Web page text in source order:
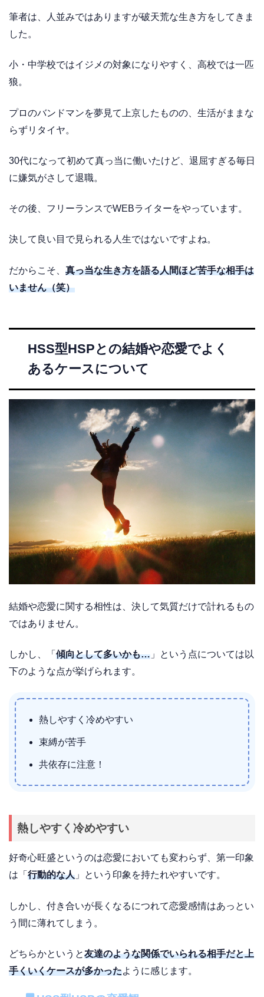
筆者は、人並みではありますが破天荒な生き方をしてきま
した。
小・中学校ではイジメの対象になりやすく、高校では一匹
狼。
プロのバンドマンを夢見て上京したものの、生活がままな
らずリタイヤ。
30代になって初めて真っ当に働いたけど、退屈すぎる毎日
に嫌気がさして退職。
その後、フリーランスでWEBライターをやっています。
決して良い目で見られる人生ではないですよね。
だからこそ、 真っ当な生き方を語る人間ほど苦手な相手は
いません（笑）
HSS型HSPとの結婚や恋愛でよく
あるケースについて
結婚や恋愛に関する相性は、決して気質だけで計れるもの
ではありません。
しかし、「 傾向として多いかも… 」という点については以
下のような点が挙げられます。
熱しやすく冷めやすい
束縛が苦手
共依存に注意！
熱しやすく冷めやすい
好奇心旺盛というのは恋愛においても変わらず、第一印象
は「 行動的な人 」という印象を持たれやすいです。
しかし、付き合いが長くなるにつれて恋愛感情はあっとい
う間に薄れてしまう。
どちらかというと友達のような関係でいられる相手だと上
手くいくケースが多かったように感じます。